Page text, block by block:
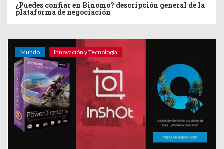
¿Puedes confiar en Binomo? descripción general de la
plataforma de negociación
Mundo Innovación y Tecnología